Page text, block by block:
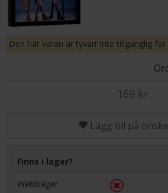
Den här varan är tyvärr inte tillgänglig för
169 kr
Lägg till på
Finns i lager?
Webblager